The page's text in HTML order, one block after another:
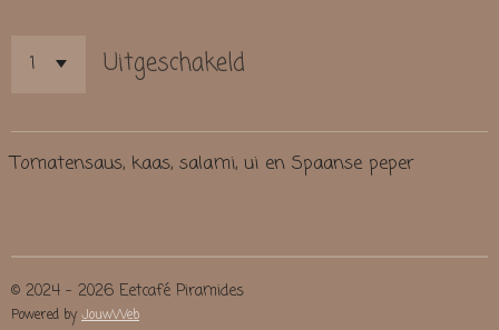
Uitgeschakeld
Tomatensaus, kaas, salami, ui en Spaanse peper
© 2024 - 2026 Eetcafé Piramides
Powered by JouwWeb